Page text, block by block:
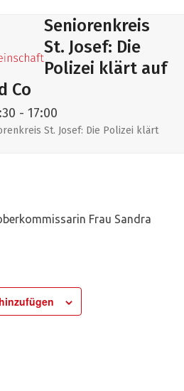
Seniorenkreis
St. Josef: Die
Polizei klärt auf
Co
-17:00
St. Josef: Die Polizei klärt
Frau Sandra